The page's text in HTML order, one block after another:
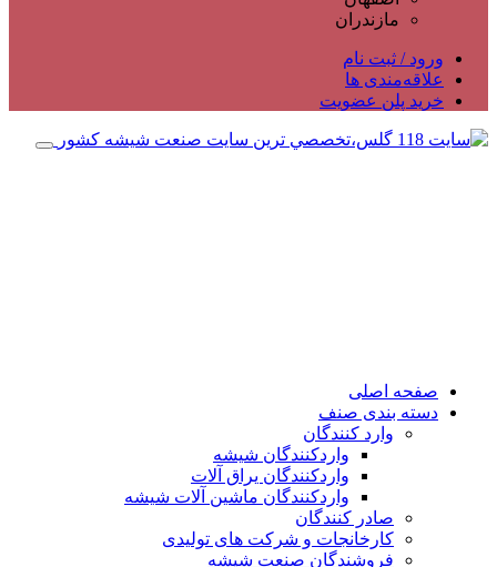
مازندران
ورود / ثبت نام
علاقه‌مندی ها
خرید پلن عضویت
صفحه اصلی
دسته بندی صنف
وارد کنندگان
واردکنندگان شیشه
واردکنندگان یراق آلات
واردکنندگان ماشین آلات شیشه
صادر کنندگان
کارخانجات و شرکت های تولیدی
فروشندگان صنعت شیشه